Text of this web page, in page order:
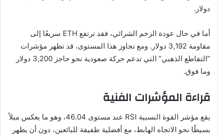
دولار.
أما في حال عودة الزخم الشرائي، فقد ترتفع ETH سريعًا إلى
مقاومة 3,192 دولار. ومع تجاوز هذا المستوى، قد تظهر مؤشرات
“التقاطع الذهبي” التي تدعم حركة صعودية نحو حاجز 3,200 دولار
وما فوق.
قراءة المؤشرات الفنية
يقع مؤشر القوة النسبية RSI عند مستوى 46.04، وهو ما يعكس ميلاً
بسيطًا نحو الاتجاه الهابط، مع أفضلية طفيفة للبائعين، دون أن يظهر